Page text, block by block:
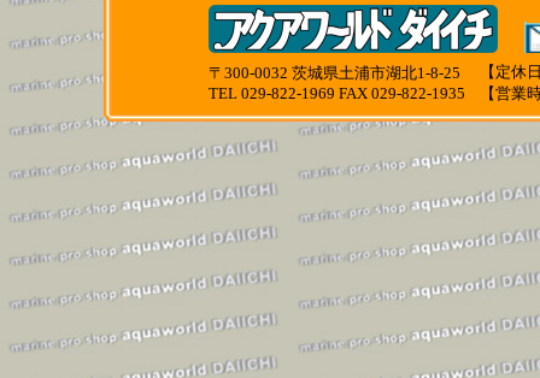
〒300-0032 茨城県土浦市湖北1-8-25
TEL 029-822-1969 FAX 029-822-1935
【定休
【営業